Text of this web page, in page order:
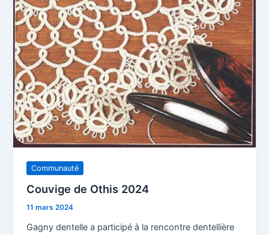
Communauté
Couvige de Othis 2024
11 mars 2024
Gagny dentelle a participé à la rencontre dentellière